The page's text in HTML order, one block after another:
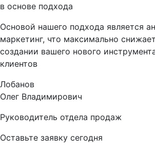
в основе подхода
Основой нашего подхода является
маркетинг, что максимально
создании вашего нового
клиентов
Лобанов
Олег Владимирович
Руководитель отдела продаж
Оставьте заявку сегодня